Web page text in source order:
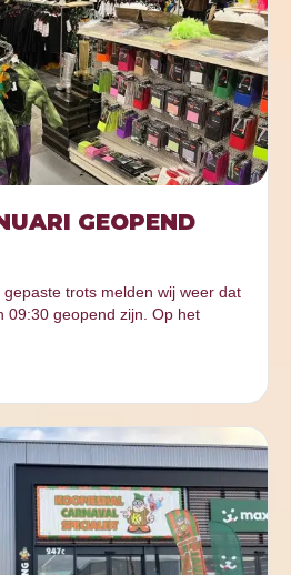
GEOPEND
trots melden wij weer dat
09:30 geopend zijn. Op het